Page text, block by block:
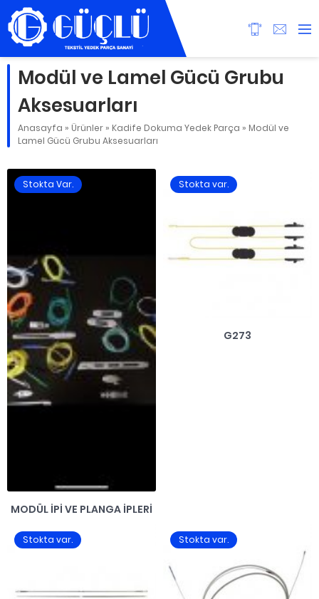
Modül ve Lamel Gücü Grubu
Aksesuarları
Anasayfa » Ürünler » Kadife Dokuma Yedek Parça » Modül ve
Lamel Gücü Grubu Aksesuarları
Stokta Var.
MODÜL IPI VE PLANGA İPLERI
Stokta var.
G273
Stokta var. Stokta var.